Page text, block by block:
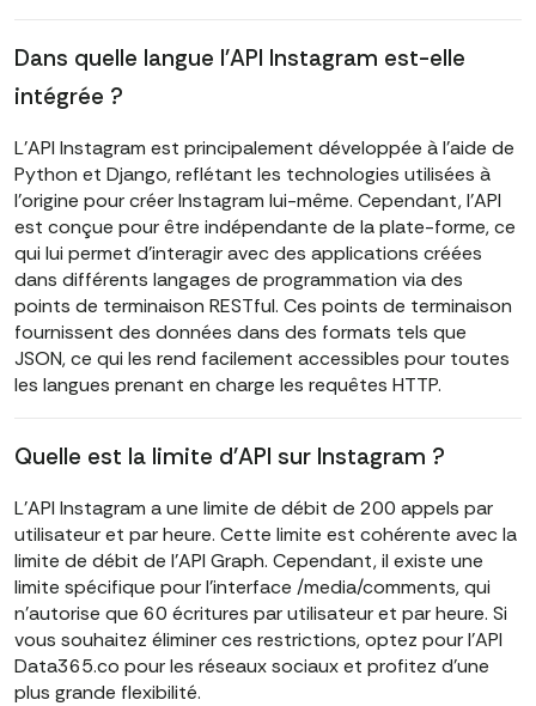
Dans quelle langue l'API Instagram est-elle
intégrée ?
L'API Instagram est principalement développée à l'aide de
Python et Django, reflétant les technologies utilisées à
l'origine pour créer Instagram lui-même. Cependant, l'API
est conçue pour être indépendante de la plate-forme, ce
qui lui permet d'interagir avec des applications créées
dans différents langages de programmation via des
points de terminaison RESTful. Ces points de terminaison
fournissent des données dans des formats tels que
JSON, ce qui les rend facilement accessibles pour toutes
les langues prenant en charge les requêtes HTTP.
Quelle est la limite d'API sur Instagram ?
L'API Instagram a une limite de débit de 200 appels par
utilisateur et par heure. Cette limite est cohérente avec la
limite de débit de l'API Graph. Cependant, il existe une
limite spécifique pour l'interface /media/comments, qui
n'autorise que 60 écritures par utilisateur et par heure. Si
vous souhaitez éliminer ces restrictions, optez pour l'API
Data365.co pour les réseaux sociaux et profitez d'une
plus grande flexibilité.